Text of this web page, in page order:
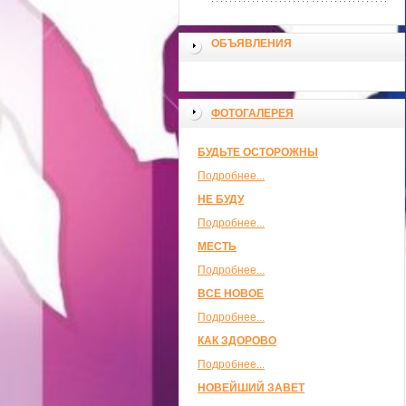
ОБЪЯВЛЕНИЯ
ФОТОГАЛЕРЕЯ
БУДЬТЕ ОСТОРОЖНЫ
Подробнее...
НЕ БУДУ
Подробнее...
МЕСТЬ
Подробнее...
ВСЕ НОВОЕ
Подробнее...
КАК ЗДОРОВО
Подробнее...
НОВЕЙШИЙ ЗАВЕТ